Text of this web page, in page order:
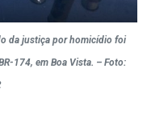
da justiça por homicídio foi
174, em Boa Vista. – Foto: